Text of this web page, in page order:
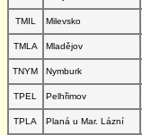
TMIL
Milevsko
TMLA
Mladějov
TNYM
Nymburk
TPEL
Pelhřimov
TPLA
Planá u Mar. Lázní